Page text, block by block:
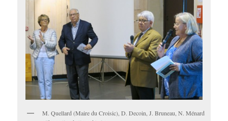
M. Quellard (Maire du Croisic), D. Decoin, J. Bruneau, N. Ménard